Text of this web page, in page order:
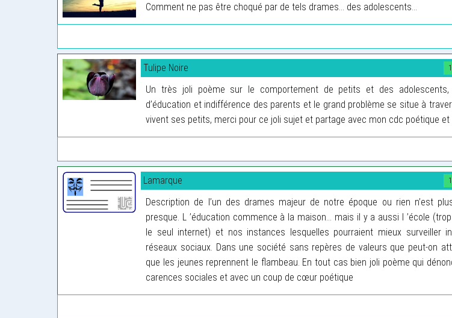
Comment ne pas être choqué par de tels drames... des adolescents...
Tulipe Noire
Un très joli poème sur le comportement de petits et des adolescents,
d’éducation et indifférence des parents et le grand problème se situe à
vivent ses petits, merci pour ce joli sujet et partage avec mon cdc poétique et
Lamarque
Description de l’un des drames majeur de notre époque ou rien n’est
presque. L ’éducation commence à la maison… mais il y a aussi l ’école
le seul internet) et nos instances lesquelles pourraient mieux surveiller
réseaux sociaux. Dans une société sans repères de valeurs que peut-on
que les jeunes reprennent le flambeau. En tout cas bien joli poème qui
carences sociales et avec un coup de cœur poétique